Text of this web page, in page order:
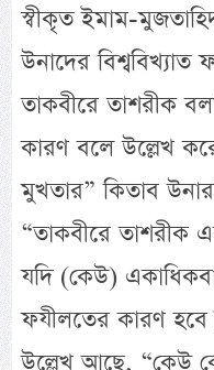
স্বীকৃত ইমাম-
উনাদের
তাকবীরে তাশরীক
কারণ বলে উল্লেখ
মুখতার” কিতাব
“তাকবীরে তাশরীক
যদি (কেউ)
ফযীলতের কারণ
উল্লেখ আছে, “কেউ